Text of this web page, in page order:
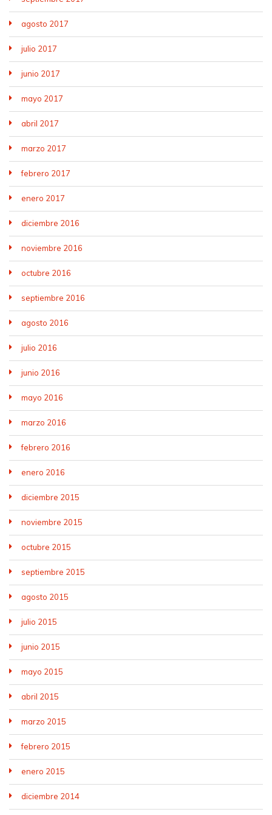
agosto 2017
julio 2017
junio 2017
mayo 2017
abril 2017
marzo 2017
febrero 2017
enero 2017
diciembre 2016
noviembre 2016
octubre 2016
septiembre 2016
agosto 2016
julio 2016
junio 2016
mayo 2016
marzo 2016
febrero 2016
enero 2016
diciembre 2015
noviembre 2015
octubre 2015
septiembre 2015
agosto 2015
julio 2015
junio 2015
mayo 2015
abril 2015
marzo 2015
febrero 2015
enero 2015
diciembre 2014